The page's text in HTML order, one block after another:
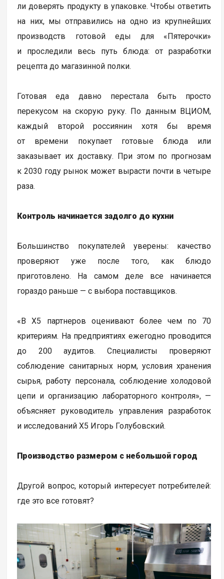
ли доверять продукту в упаковке. Чтобы ответить
на них, мы отправились на одно из крупнейших
производств готовой еды для «Пятерочки»
и проследили весь путь блюда: от разработки
рецепта до магазинной полки.
Готовая еда давно перестала быть просто
перекусом на скорую руку. По данным ВЦИОМ,
каждый второй россиянин хотя бы время
от времени покупает готовые блюда или
заказывает их доставку. При этом по прогнозам
к 2030 году рынок может вырасти почти в четыре
раза.
Контроль начинается задолго до кухни
Большинство покупателей уверены: качество
проверяют уже после того, как блюдо
приготовлено. На самом деле все начинается
гораздо раньше — с выбора поставщиков.
«В Х5 партнеров оценивают более чем по 70
критериям. На предприятиях ежегодно проводится
до 200 аудитов. Специалисты проверяют
соблюдение санитарных норм, условия хранения
сырья, работу персонала, соблюдение холодовой
цепи и организацию лабораторного контроля», —
объясняет руководитель управления разработок
и исследований Х5 Игорь Голубовский.
Производство размером с небольшой город
Другой вопрос, который интересует потребителей:
где это все готовят?